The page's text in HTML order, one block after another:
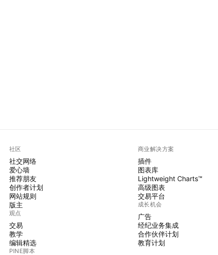
社区
社交网络
爱心墙
推荐朋友
创作者计划
网站规则
版主
观点
交易
教学
编辑精选
PINE脚本
商业解决方案
插件
图表库
Lightweight Charts™
高级图表
交易平台
成长机会
广告
经纪业务集成
合作伙伴计划
教育计划